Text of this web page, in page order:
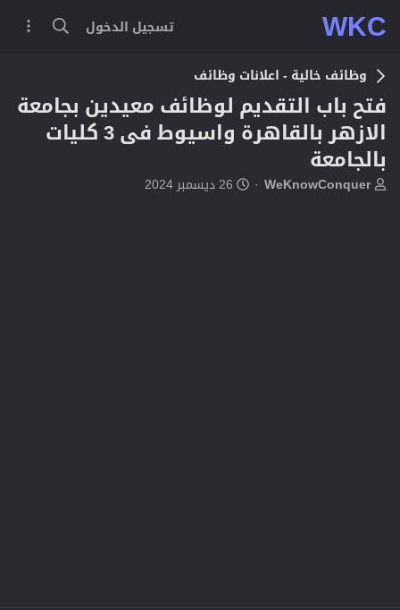
WKC تسجيل الدخول
وظائف خالية - اعلانات وظائف
فتح باب التقديم لوظائف معيدين بجامعة
الازهر بالقاهرة واسيوط فى 3 كليات
بالجامعة
بWeKnowConquer
ت26 ديسمبر 2024